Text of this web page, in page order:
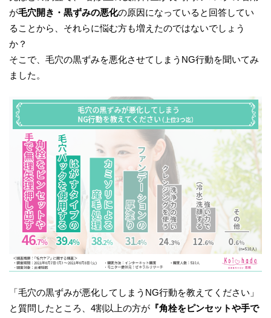
が毛穴開き・黒ずみの悪化の原因になっていると回答してい
ることから、それらに悩む方も増えたのではないでしょう
か？
そこで、毛穴の黒ずみを悪化させてしまうNG行動を聞いてみ
ました。
「毛穴の黒ずみが悪化してしまうNG行動を教えてください」
と質問したところ、4割以上の方が 『角栓をピンセットや手で